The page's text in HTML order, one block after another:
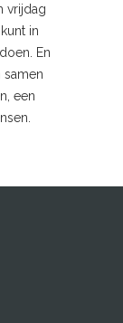
vrijdag
in
En
een